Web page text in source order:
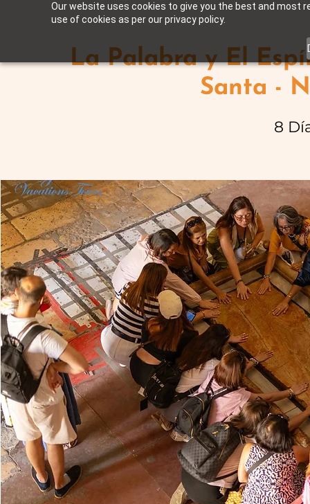
Our website uses cookies to give you the best and most
use of cookies as per our privacy policy.
La Palabra y El
Santa -
8